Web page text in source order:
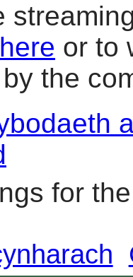
here or to
the
for